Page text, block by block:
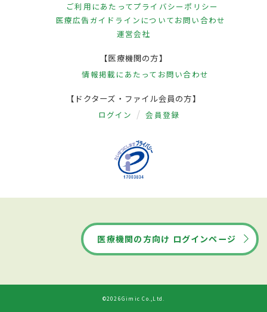
ご利用にあたってプライバシーポリシー
医療広告ガイドラインについてお問い合わせ
運営会社
【医療機関の方】
情報掲載にあたって お問い合わせ
【ドクターズ・ファイル会員の方】
ログイン 会員登録
医療機関の方向け ログインページ
©2026Gimic Co.,Ltd.